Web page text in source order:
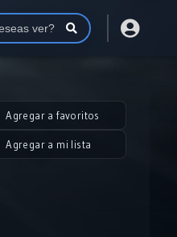
Agregar a favoritos
Agregar a mi lista